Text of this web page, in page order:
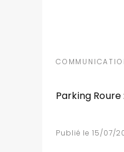
Parking
Publié le 15/07/